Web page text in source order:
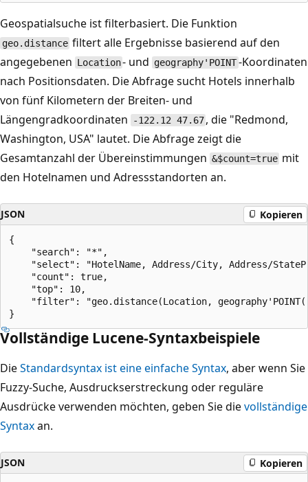
Geospatialsuche ist filterbasiert. Die Funktion
geo.distance filtert alle Ergebnisse basierend auf den
angegebenen Location- und geography'POINT-Koordinaten
nach Positionsdaten. Die Abfrage sucht Hotels innerhalb
von fünf Kilometern der Breiten- und
Längengradkoordinaten
-122.12 47.67 , die "Redmond,
Washington, USA" lautet. Die Abfrage zeigt die
Gesamtanzahl der Übereinstimmungen &$count=true mit
den Hotelnamen und Adressstandorten an.
JSON Kopieren
{
    "search": "*",
"select": "HotelName, Address/City, Address/
    "count": true,
    "top": 10,
"filter": "geo.distance(Location,
Vollständige Lucene-Syntaxbeispiele
DieStandardsyntax ist eine einfache Syntax, aber wenn Sie
Fuzzy-Suche, Ausdruckserstreckung oder reguläre
Ausdrücke verwenden möchten, geben Sie dievollständige
Syntaxan.
JSON Kopieren